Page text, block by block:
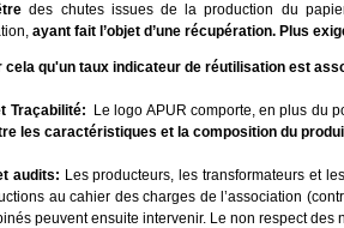
des chutes issues de la production du
ayant fait l’objet d’une récupération. Plus
cela qu'un taux indicateur de réutilisation est
Traçabilité: Le logo APUR comporte, en plus du
les caractéristiques et la composition du
audits: Les producteurs, les transformateurs et
au cahier des charges de l’association
peuvent ensuite intervenir. Le non respect des